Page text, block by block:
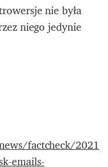
nie była
niego jedynie
factcheck/
emails-